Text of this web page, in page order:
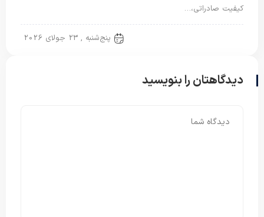
کیفیت صادراتی،…
پنج‌شنبه , 23 جولای 2026
دیدگاهتان را بنویسید